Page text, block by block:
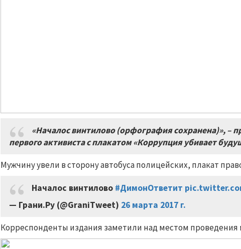
«Началос винтилово (орфография сохранена)», –
первого активиста с плакатом «Коррупция убивает
Мужчину увели в сторону автобуса полицейских, плакат
Началос винтилово #ДимонОтветит
— Грани.Ру (@GraniTweet) 26 марта 2017 г.
Корреспонденты издания заметили над местом проведения